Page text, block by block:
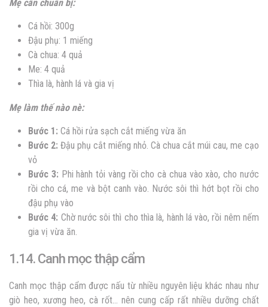
Mẹ cần chuẩn bị:
Cá hồi: 300g
Đậu phụ: 1 miếng
Cà chua: 4 quả
Me: 4 quả
Thìa là, hành lá và gia vị
Mẹ làm thế nào nè:
Bước 1: Cá hồi rửa sạch cắt miếng vừa ăn
Bước 2: Đậu phụ cắt miếng nhỏ. Cà chua cắt múi cau, me cạo
vỏ
Bước 3: Phi hành tỏi vàng rồi cho cà chua vào xào, cho nước
rồi cho cá, me và bột canh vào. Nước sôi thì hớt bọt rồi cho
đậu phụ vào
Bước 4: Chờ nước sôi thì cho thìa là, hành lá vào, rồi nêm nếm
gia vị vừa ăn.
1.14. Canh mọc thập cẩm
Canh mọc thập cẩm được nấu từ nhiều nguyên liệu khác nhau như
giò heo, xương heo, cà rốt… nên cung cấp rất nhiều dưỡng chất